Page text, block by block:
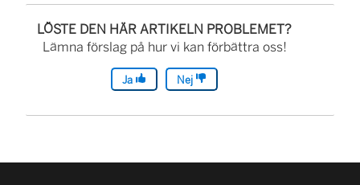
LÖSTE DEN HÄR ARTIKELN PROBLEMET?
Lämna förslag på hur vi kan förbättra oss!
Ja Nej